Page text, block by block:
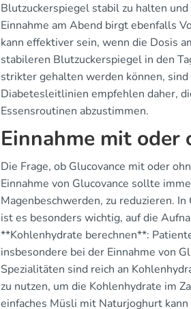
Blutzuckerspiegel stabil zu halten
Einnahme am Abend birgt ebenfalls
kann effektiver sein, wenn die Dosis
stabileren Blutzuckerspiegel in den
strikter gehalten werden können,
Diabetesleitlinien empfehlen daher,
Essensroutinen abzustimmen.
Einnahme mit oder
Die Frage, ob Glucovance mit oder
Einnahme von Glucovance sollte
Magenbeschwerden, zu reduzieren.
ist es besonders wichtig, auf die
**Kohlenhydrate berechnen**:
insbesondere bei der Einnahme von
Spezialitäten sind reich an
zu nutzen, um die Kohlenhydrate im
einfaches Müsli mit Naturjoghurt